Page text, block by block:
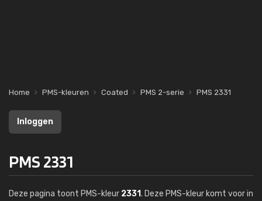
Home PMS-kleuren Coated PMS 2-serie PMS 2331
Inloggen
PMS 2331
Deze pagina toont PMS-kleur 2331. Deze PMS-kleur komt voor in